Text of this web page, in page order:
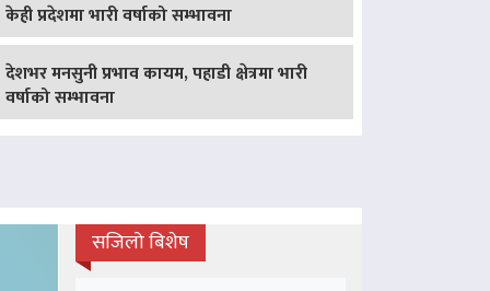
केही प्रदेशमा भारी वर्षाको सम्भावना
देशभर मनसुनी प्रभाव कायम, पहाडी क्षेत्रमा भारी
वर्षाको सम्भावना
सजिलो बिशेष